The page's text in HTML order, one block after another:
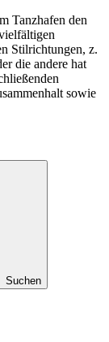
Tanzhafen den
Stilrichtungen, z.
die andere hat
sowie
Suchen